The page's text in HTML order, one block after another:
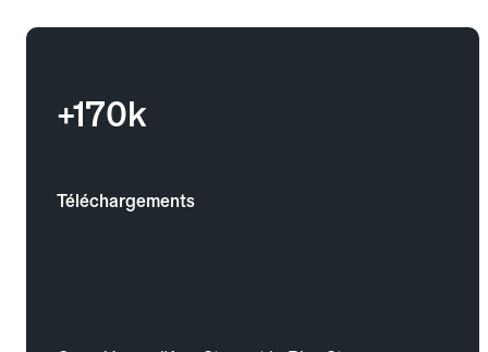
+170k
Téléchargements